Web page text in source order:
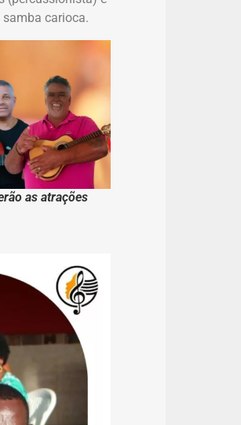
carioca.
as atrações